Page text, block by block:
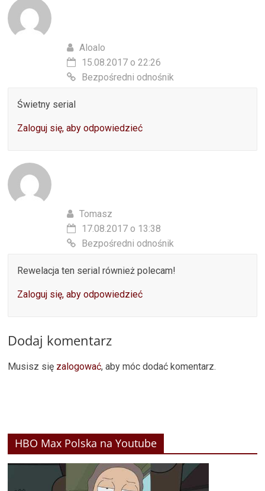
Aloalo
15.08.2017 o 22:26
Bezpośredni odnośnik
Świetny serial
Zaloguj się, aby odpowiedzieć
Tomasz
17.08.2017 o 13:38
Bezpośredni odnośnik
Rewelacja ten serial również polecam!
Zaloguj się, aby odpowiedzieć
Dodaj komentarz
Musisz się zalogować, aby móc dodać komentarz.
HBO Max Polska na Youtube